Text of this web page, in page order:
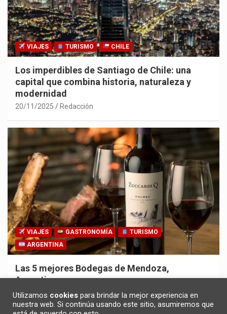
VIAJES TURISMO CHILE
Los imperdibles de Santiago de Chile: una
capital que combina historia, naturaleza y
modernidad
20/11/2025 Redacción
VIAJES GASTRONOMÍA
TURISMO
ARGENTINA
Las 5 mejores Bodegas de Mendoza,
Argentina
30/10/2025 Redacción
Utilizamos cookies para brindar la mejor experiencia en
nuestra web. Si continúa usando este sitio, asumiremos que